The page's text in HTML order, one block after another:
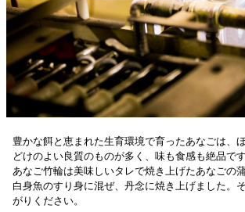
豊かな餌と恵まれた生育環境で育ったあなごは、
どけのよい良質のものが多く、味も食感も絶品です
あなご竹輪は美味しいタレで焼き上げたあなごの
白身魚のすり身に混ぜ、丹念に焼き上げました。
がりください。